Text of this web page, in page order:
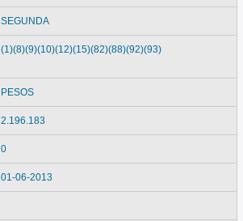
SEGUNDA
(1)(8)(9)(10)(12)(15)(82)(88)(92)(93)
PESOS
2.196.183
0
01-06-2013